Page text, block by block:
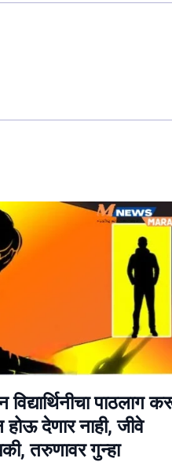
विद्यार्थिनीचा पाठलाग
होऊ देणार नाही, जीवे
तरुणावर गुन्हा